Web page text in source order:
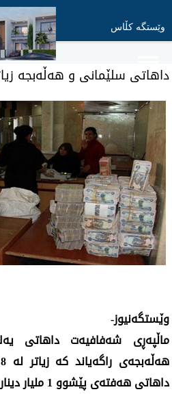
وێستگە کڵاس
داهاتی سلێمانی و هه‌ڵه‌بجه‌ زیاتر له‌ 17%
وێستگه‌نیوز-
ماڵپه‌ڕی شه‌فافیه‌ت داهاتی
داهاتی هه‌فته‌ی‌ پێشوو 1 ملیار دینار كه‌میكردووه‌.